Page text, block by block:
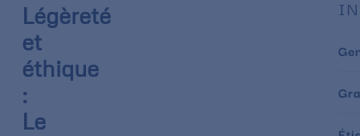
Légèreté
et
éthique
:
Le